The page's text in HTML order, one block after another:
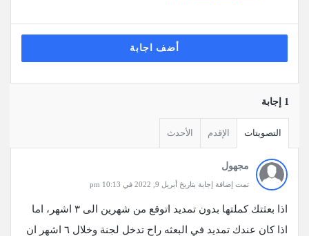
أضف اجابة
‫1 إجابة
التصويتات الإقدم الأحدث
مجهول
تمت إضافة إجابة بتاريخ أبريل 9, 2022 في 10:13 pm
اذا بعثتك كملتها بدون تمديد اتوقع من شهرين الى ٣ اشهر، اما
اذا كان عندك تمديد في البعثه راح تدخل لجنة وخلال ٦ اشهر ان